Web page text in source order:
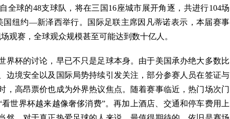
全球的48支球队，将在三国16座城市展开角逐，共进行104场
国纽约—新泽西举行。国际足联主席因凡蒂诺表示，本届赛事
观赛，全球观众规模甚至可能达到数十亿人。
界杯的讨论，早已不只是足球本身。由于美国承办绝大多数比
边境安全以及国际局势持续引发关注，部分参赛人员在签证与
，高昂票价也成为外界热议焦点。随着赛事临近，热门场次门
世界杯越来越像奢侈消费”。再加上酒店、交通和停车费用上